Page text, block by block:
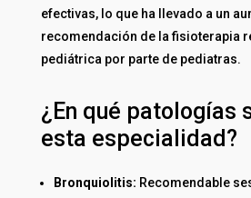
efectivas, lo que ha llevado a un
recomendación de la fisioterapia
pediátrica por parte de pediatras.
¿En qué patologías
esta especialidad?
Bronquiolitis: Recomendable